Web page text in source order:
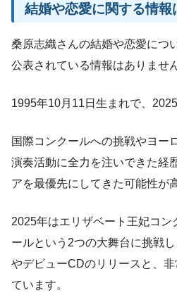
結婚や恋愛に関する情報
桑原志織さんの結婚や恋愛につ
公表されている情報はありません
1995年10月11日生まれで、
国際コンクールへの挑戦やヨー
演奏活動に全力を注いできた経
アを最優先にしてきた可能性が
2025年はエリザベート王妃コン
ールという2つの大舞台に挑戦
やデビューCDのリリースと、
ています。